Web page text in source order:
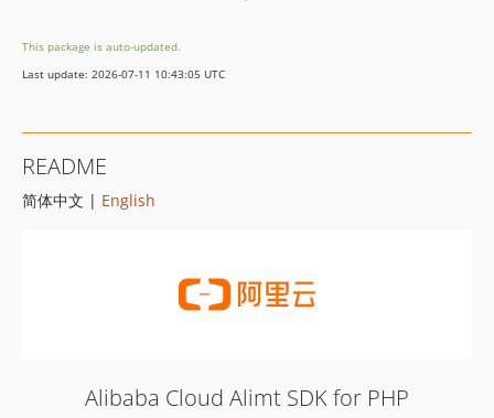
1.8.872
1.8.869
1.8.850
1.8.849
This package is auto-updated.
Last update: 2026-07-11 10:43:05 UTC
README
简体中文 | English
Alibaba Cloud Alimt SDK for PHP